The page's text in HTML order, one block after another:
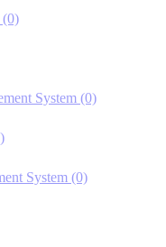
(0)
System (0)
System (0)